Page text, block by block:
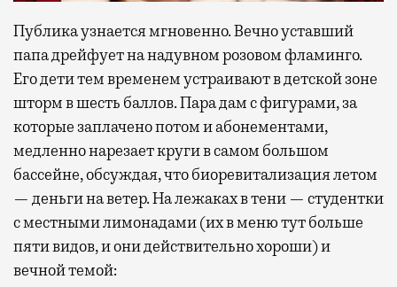
Публика узнается мгновенно. Вечно уставший
папа дрейфует на надувном розовом фламинго.
Его дети тем временем устраивают в детской зоне
шторм в шесть баллов. Пара дам с фигурами, за
которые заплачено потом и абонементами,
медленно нарезает круги в самом большом
бассейне, обсуждая, что биоревитализация летом
— деньги на ветер. На лежаках в тени — студентки
с местными лимонадами (их в меню тут больше
пяти видов, и они действительно хороши) и
вечной темой: